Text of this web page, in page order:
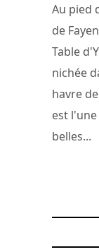
Au pied
de
Table
nichée
havre
est l'une
belles...